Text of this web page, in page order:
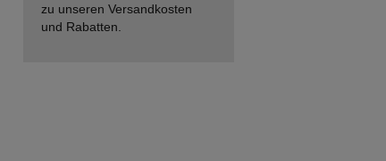
zu unseren Versandkosten
und Rabatten.